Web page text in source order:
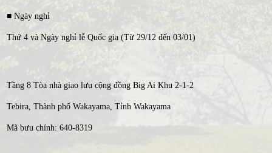
■ Ngày nghỉ
Thứ 4 và Ngày nghỉ lễ Quốc gia (Từ 29/12 đến 03/01)
Tầng 8 Tòa nhà giao lưu cộng đồng Big Ai Khu 2-1-2
Tebira, Thành phố Wakayama, Tỉnh Wakayama
Mã bưu chính: 640-8319